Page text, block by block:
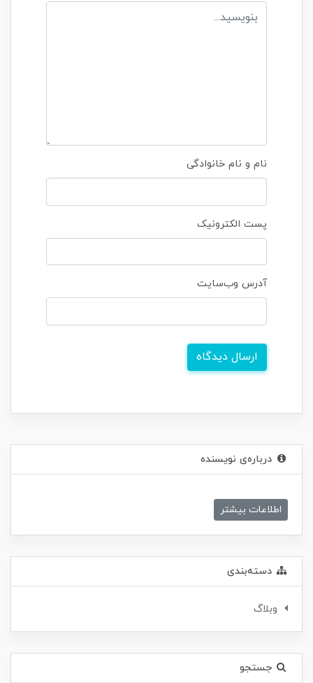
نام و نام خانوادگی
پست الکترونیک
آدرس وب‌سایت
ارسال دیدگاه
درباره‌ی نویسنده
اطلاعات بیشتر
دسته‌بندی
وبلاگ
جستجو